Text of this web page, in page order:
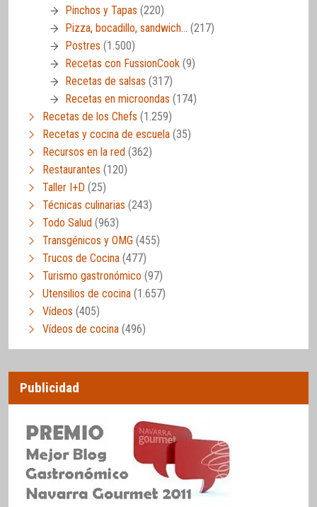
Pinchos y Tapas (220)
Pizza, bocadillo, sandwich… (217)
Postres (1.500)
Recetas con FussionCook (9)
Recetas de salsas (317)
Recetas en microondas (174)
Recetas de los Chefs (1.259)
Recetas y cocina de escuela (35)
Recursos en la red (362)
Restaurantes (120)
Taller I+D (25)
Técnicas culinarias (243)
Todo Salud (963)
Transgénicos y OMG (455)
Trucos de Cocina (477)
Turismo gastronómico (97)
Utensilios de cocina (1.657)
Vídeos (405)
Vídeos de cocina (496)
Publicidad